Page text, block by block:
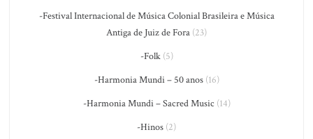
-Festival Internacional de Música Colonial Brasileira e Música
Antiga de Juiz de Fora (23)
-Folk(5)
-Harmonia Mundi – 50 anos(16)
-Harmonia Mundi – Sacred Music (14)
-Hinos (2)